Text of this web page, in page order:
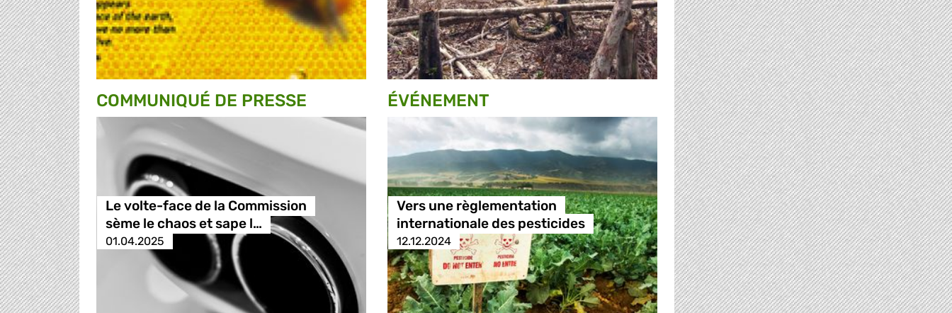
COMMUNIQUÉ DE PRESSE
Le volte-face de la Commission
sème le chaos et sape l…
01.04.2025
ÉVÉNEMENT
Vers une règlementation
internationale des pesticides
12.12.2024